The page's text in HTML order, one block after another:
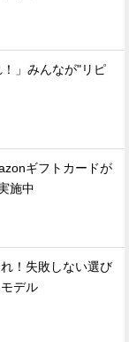
！」みんなが"リピ
ギフトカードが
施中
！失敗しない選び
デル